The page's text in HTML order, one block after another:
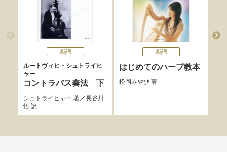
楽譜
ルートヴィヒ・シュトライヒ
ャー
コントラバス奏法 下
シュトライヒャー 著／長谷川
悟訳
楽譜
はじめてのハープ教本
松岡みやび著